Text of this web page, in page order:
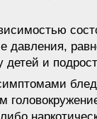
давления,
и